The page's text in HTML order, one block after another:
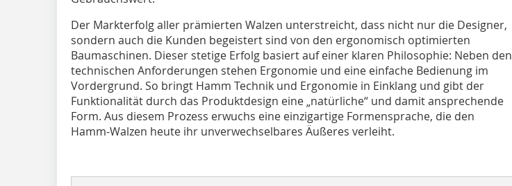
Der Markterfolg aller prämierten Walzen unterstreicht, dass nicht nur die Designer,
sondern auch die Kunden begeistert sind von den ergonomisch optimierten
Baumaschinen. Dieser stetige Erfolg basiert auf einer klaren Philosophie: Neben den
technischen Anforderungen stehen Ergonomie und eine einfache Bedienung im
Vordergrund. So bringt Hamm Technik und Ergonomie in Einklang und gibt der
Funktionalität durch das Produktdesign eine „natürliche“ und damit ansprechende
Form. Aus diesem Prozess erwuchs eine einzigartige Formensprache, die den
Hamm-Walzen heute ihr unverwechselbares Äußeres verleiht.